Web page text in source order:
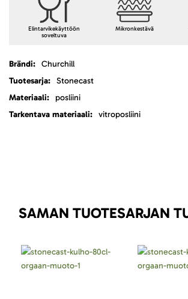
Elintarvikekäyttöön
soveltuva
Mikronkestävä
LisätietojaChurchill
Stonecast
posliini
vitroposliini
SAMAN TUOTESARJAN